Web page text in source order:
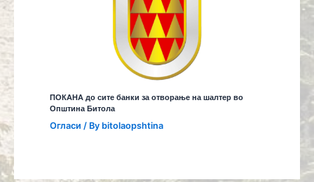
ПОКАНА до сите банки за отворање на шалтер во
Општина Битола
Огласи / By bitolaopshtina